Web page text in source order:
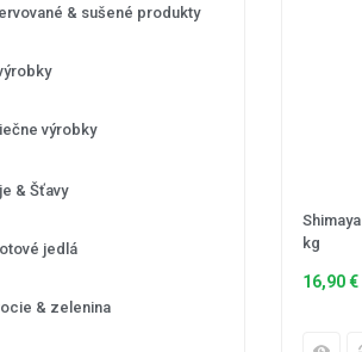
kg
16,90€
& sušené produkty
výrobky
& Šťavy
jedlá
& zelenina